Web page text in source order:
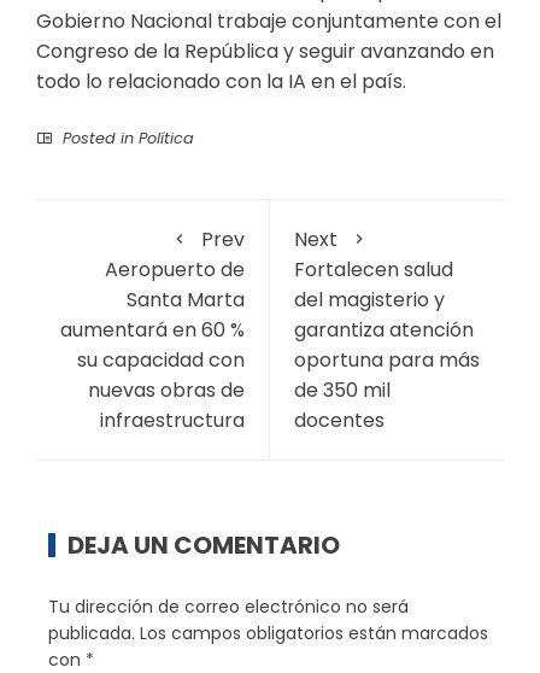
Gobierno Nacional trabaje conjuntamente con el
Congreso de la República y seguir avanzando en
todo lo relacionado con la IA en el país.
Posted in Política
Prev
Aeropuerto de
Santa Marta
aumentará en 60 %
su capacidad con
nuevas obras de
infraestructura
Next
Fortalecen salud
del magisterio y
garantiza atención
oportuna para más
de 350 mil
docentes
DEJA UN COMENTARIO
Tu dirección de correo electrónico no será
publicada. Los campos obligatorios están marcados
con *